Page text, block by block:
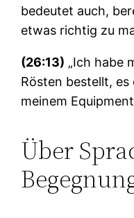
bedeutet auch,
etwas richtig zu
(26:13) „Ich habe
Rösten bestellt,
meinem
Über